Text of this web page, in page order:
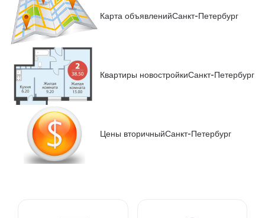
Карта объявленийСанкт-Петербург
Квартиры новостройкиСанкт-Петербург
Цены вторичныйСанкт-Петербург